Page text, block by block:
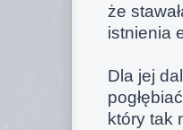
że
istnienia
Dla jej
który tak